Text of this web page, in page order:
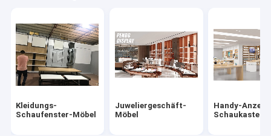
Perücken-Einkommen
WeinVerkaufsmöbel
Museums-Anzeigenschaukasten
Kleidungs-
Schaufenster-Möbel
Juweliergeschäft-
Möbel
Handy-
Schaukasten